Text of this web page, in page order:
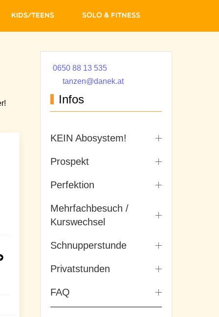
Kids/Teens Solo & Fitness
0650 88 13 535
tanzen@danek.at
Infos
KEIN Abosystem!
Prospekt
Perfektion
Mehrfachbesuch /
Kurswechsel
Schnupperstunde
Privatstunden
FAQ